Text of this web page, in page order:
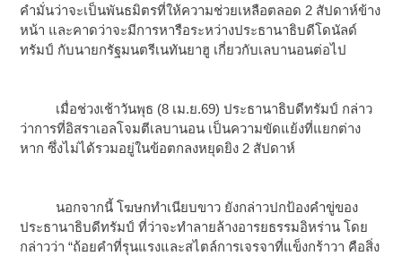
คำมั่นว่าจะเป็นพันธมิตรที่ให้ความช่วยเหลือตลอด 2 สัปดาห์ข้าง
หน้า และคาดว่าจะมีการหารือระหว่างประธานาธิบดีโดนัลด์
ทรัมป์ กับนายกรัฐมนตรีเนทันยาฮู เกี่ยวกับเลบานอนต่อไป
เมื่อช่วงเช้าวันพุธ (8 เม.ย.69) ประธานาธิบดีทรัมป์ กล่าว
ว่าการที่อิสราเอลโจมตีเลบานอน เป็นความขัดแย้งที่แยกต่าง
หาก ซึ่งไม่ได้รวมอยู่ในข้อตกลงหยุดยิง 2 สัปดาห์
นอกจากนี้ โฆษกทำเนียบขาว ยังกล่าวปกป้องคำขู่ของ
ประธานาธิบดีทรัมป์ ที่ว่าจะทำลายล้างอารยธรรมอิหร่าน โดย
กล่าวว่า “ถ้อยคำที่รุนแรงและสไตล์การเจรจาที่แข็งกร้าวา คือสิ่ง